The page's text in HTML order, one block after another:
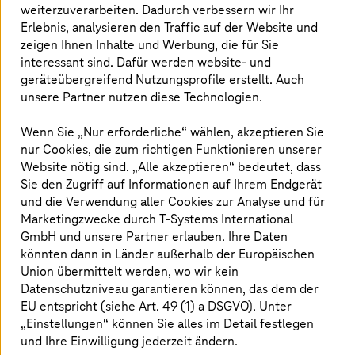
Da Juristen mit sensiblen Daten arbeiten, gelten im
Rechtsbereich hohe straf-, berufs- und
datenschutzrechtliche Anforderungen, weshalb eine
sichere Infrastruktur elementar ist. Im Zusammenhang
mit dem US-Cloud Act ist dabei besonders die
Cloud-Anbieter ausschlaggebend. Dazu arbeitet Noxtua
künftig unter anderem mit der souveränenIndustrial AI
Cloudder Telekom/ T-Systemszusammen.
„Die Industrial AI Cloud ist für Noxtua ein Baustein zur
Skalierung unserer europäischen Rechts-KI: Sie bietet
wichtige Rechenpower, erfüllt die hohen Anforderungen
an Sicherheit und Compliance und ist eben unter
europäischer Kontrolle und damit wichtig für unsere
Souveränitätsstrategie. Denn ein unabhängiges
Rechtswesen ist Garant für einen unabhängigen
Rechtsstaat und damit auch essenziell für unsere
Demokratien hier in Europa. Gleichzeitig können wir
damit auch verdeutlichen, dass leistungsfähige KI mit
weiterzuverarbeiten. Dadurch verbessern wir Ihr
Erlebnis, analysieren den Traffic auf der Website und
zeigen Ihnen Inhalte und Werbung, die für Sie
interessant sind. Dafür werden website- und
geräteübergreifend Nutzungsprofile erstellt. Auch
unsere Partner nutzen diese Technologien.
Wenn Sie „Nur erforderliche“ wählen, akzeptieren Sie
nur Cookies, die zum richtigen Funktionieren unserer
Website nötig sind. „Alle akzeptieren“ bedeutet, dass
Sie den Zugriff auf Informationen auf Ihrem Endgerät
und die Verwendung aller Cookies zur Analyse und für
Marketingzwecke durchT-Systems International
GmbH und unsere Partner erlauben. Ihre Daten
könnten dann in Länder außerhalb der Europäischen
Union übermittelt werden, wo wir kein
Datenschutzniveau garantieren können, das dem der
EU entspricht (siehe Art. 49 (1) a DSGVO). Unter
„Einstellungen“ können Sie alles im Detail festlegen
und Ihre Einwilligung jederzeit ändern.